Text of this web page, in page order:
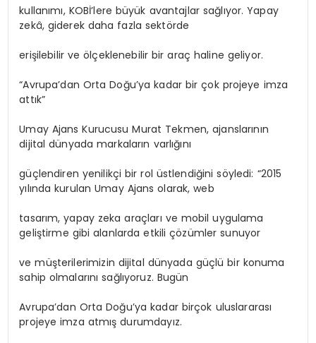
kullanımı, KOBİ’lere büyük avantajlar sağlıyor. Yapay
zekâ, giderek daha fazla sektörde
erişilebilir ve ölçeklenebilir bir araç haline geliyor.
“Avrupa’dan Orta Doğu’ya kadar bir çok projeye imza
attık”
Umay Ajans Kurucusu Murat Tekmen, ajanslarının
dijital dünyada markaların varlığını
güçlendiren yenilikçi bir rol üstlendiğini söyledi: “2015
yılında kurulan Umay Ajans olarak, web
tasarım, yapay zeka araçları ve mobil uygulama
geliştirme gibi alanlarda etkili çözümler sunuyor
ve müşterilerimizin dijital dünyada güçlü bir konuma
sahip olmalarını sağlıyoruz. Bugün
Avrupa’dan Orta Doğu’ya kadar birçok uluslararası
projeye imza atmış durumdayız.